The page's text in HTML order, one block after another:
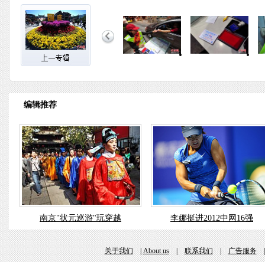
编辑推荐
南京"状元巡游"玩穿越 李娜挺进2012中网16强
关于我们|About us|联系我们|广告服务